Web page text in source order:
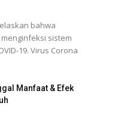
bahwa
sistem
19. Virus Corona
Manfaat & Efek